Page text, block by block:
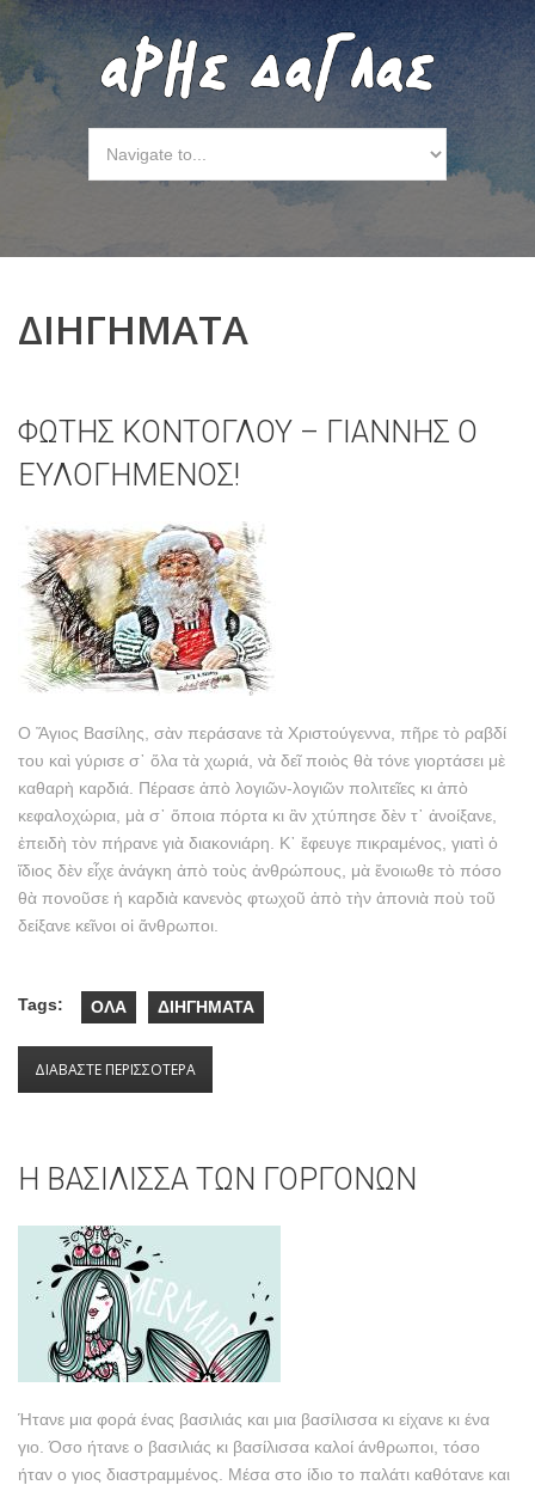
ΔΙΗΓΗΜΑΤΑ
ΦΩΤΗΣ ΚΟΝΤΟΓΛΟΥ – ΓΙΑΝΝΗΣ Ὁ
ΕΥ̓ΛΟΓΗΜΕΝΟΣ!
O Ἅγιος Βασίλης, σὰν περάσανε τὰ Χριστούγεννα, πῆρε τὸ ραβδί
του καὶ γύρισε σ᾿ ὅλα τὰ χωριά, νὰ δεῖ ποιὸς θὰ τόνε γιορτάσει μὲ
καθαρὴ καρδιά. Πέρασε ἀπὸ λογιῶν-λογιῶν πολιτεῖες κι ἀπὸ
κεφαλοχώρια, μὰ σ᾿ ὅποια πόρτα κι ἂν χτύπησε δὲν τ᾿ ἀνοίξανε,
ἐπειδὴ τὸν πήρανε γιὰ διακονιάρη. Κ᾿ ἔφευγε πικραμένος, γιατὶ ὁ
ἴδιος δὲν εἶχε ἀνάγκη ἀπὸ τοὺς ἀνθρώπους, μὰ ἔνοιωθε τὸ πόσο
θὰ πονοῦσε ἡ καρδιὰ κανενὸς φτωχοῦ ἀπὸ τὴν ἀπονιὰ ποὺ τοῦ
δείξανε κεῖνοι οἱ ἄνθρωποι.
Tags: ΟΛΑ ΔΙΗΓΗΜΑΤΑ
ΔΙΑΒΑΣΤΕ ΠΕΡΙΣΣΟΤΕΡΑ
Η ΒΑΣΙΛΙΣΣΑ ΤΩΝ ΓΟΡΓΟΝΩΝ
Ήτανε μια φορά ένας βασιλιάς και μια βασίλισσα κι είχανε κι ένα
γιο. Όσο ήτανε ο βασιλιάς κι βασίλισσα καλοί άνθρωποι, τόσο
ήταν ο γιος διαστραμμένος. Μέσα στο ίδιο το παλάτι καθότανε και